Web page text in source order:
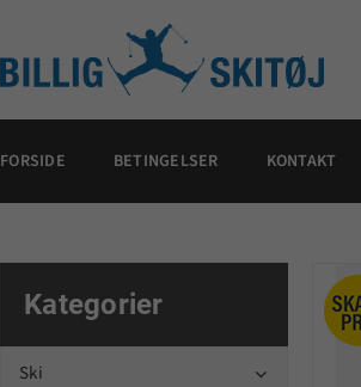
FORSIDE BETINGELSER KONTAKT
Kategorier
Ski 